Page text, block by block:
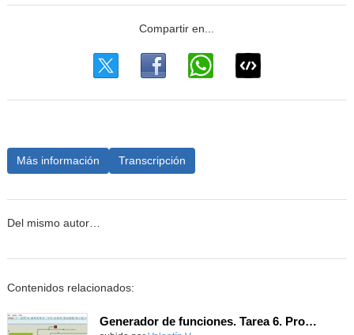
Más información Transcripción
Del mismo autor…
Contenidos relacionados:
Generador de funciones. Tarea 6. Programación del display LCD.